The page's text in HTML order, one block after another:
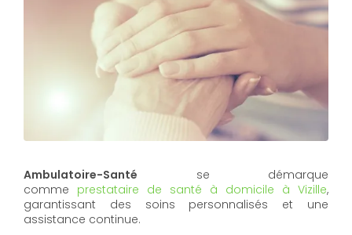
Ambulatoire-Santé se démarque
comme prestataire de santé à domicile à Vizille,
garantissant des soins personnalisés et une
assistance continue.